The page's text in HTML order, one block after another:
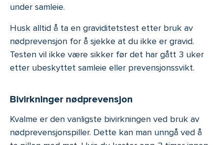
under samleie.
Husk alltid å ta en graviditetstest etter bruk av
nødprevensjon for å sjekke at du ikke er gravid.
Testen vil ikke være sikker før det har gått 3 uker
etter ubeskyttet samleie eller prevensjonssvikt.
Bivirkninger nødprevensjon
Kvalme er den vanligste bivirkningen ved bruk av
nødprevensjonspiller. Dette kan man unngå ved å